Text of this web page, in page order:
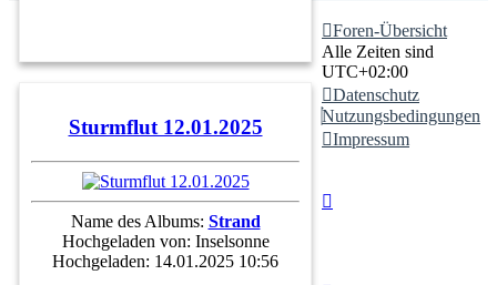
Sturmflut 12.01.2025
Name des Albums: Strand
Hochgeladen von: Inselsonne
Hochgeladen: 14.01.2025 10:56
Foren-Übersicht
Alle Zeiten sind
UTC+02:00
Datenschutz
Nutzungsbedingungen
Impressum